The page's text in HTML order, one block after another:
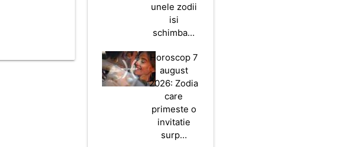
unele zodii
isi
schimba…
Horoscop 7
august
2026: Zodia
care
primeste o
invitatie
surp…